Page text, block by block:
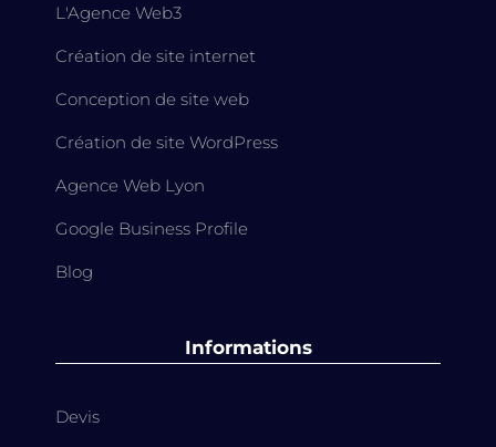
L'Agence Web3
Création de site internet
Conception de site web
Création de site WordPress
Agence Web Lyon
Google Business Profile
Blog
Informations
Devis